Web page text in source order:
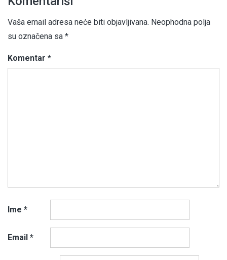
Vaša email adresa neće biti objavljivana. Neophodna polja
su označena sa *
Komentar *
Ime *
Email *